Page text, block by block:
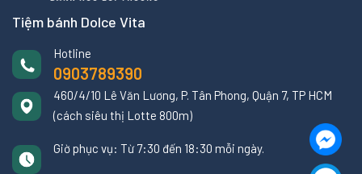
Tiệm bánh Dolce Vita
Hotline
0903789390
460/4/10 Lê Văn Lương, P. Tân Phong, Quận 7, TP HCM
(cách siêu thị Lotte 800m)
Giờ phục vụ: Từ 7:30 đến 18:30 mỗi ngày.